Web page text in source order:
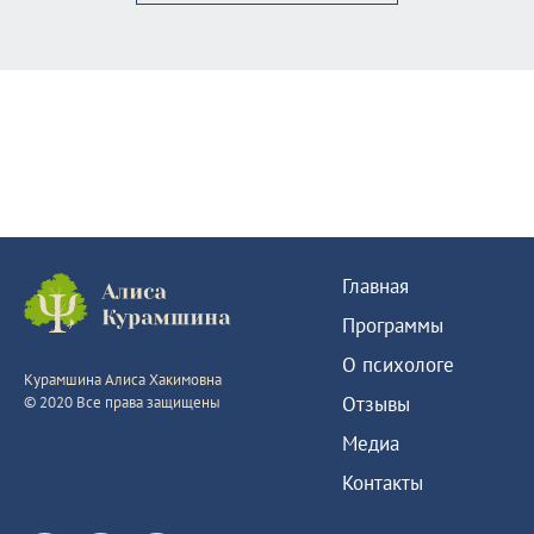
Курамшина Алиса Хакимовна
© 2020 Все права защищены
Главная
Программы
О психологе
Отзывы
Медиа
Контакты